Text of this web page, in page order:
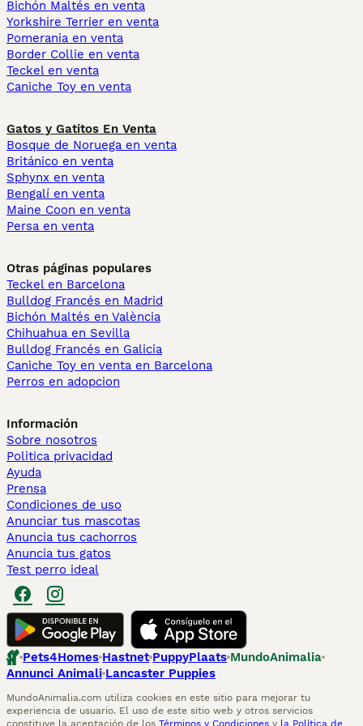
Bichón Maltés en venta
Yorkshire Terrier en venta
Pomerania en venta
Border Collie en venta
Teckel en venta
Caniche Toy en venta
Gatos y Gatitos En Venta
Bosque de Noruega en venta
Británico en venta
Sphynx en venta
Bengalí en venta
Maine Coon en venta
Persa en venta
Otras páginas populares
Teckel en Barcelona
Bulldog Francés en Madrid
Bichón Maltés en València
Chihuahua en Sevilla
Bulldog Francés en Galicia
Caniche Toy en venta en Barcelona
Perros en adopcion
Información
Sobre nosotros
Politica privacidad
Ayuda
Prensa
Condiciones de uso
Anunciar tus mascotas
Anuncia tus cachorros
Anuncia tus gatos
Test perro ideal
Pets4Homes Hastnet PuppyPlaats MundoAnimalia
Annunci Animali Lancaster Puppies
MundoAnimalia.com utiliza cookies en este sitio para mejorar tu
experiencia de usuario. El uso de este sitio web y otros servicios